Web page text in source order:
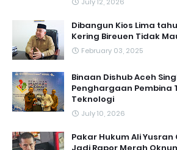
Dibangun Kios Lima
Kering Bireuen Tidak
February 03, 2025
Binaan Dishub Aceh
Penghargaan Pembina
Teknologi
July 10, 2026
Pakar Hukum Ali Yusran
Jadi Rapor Merah